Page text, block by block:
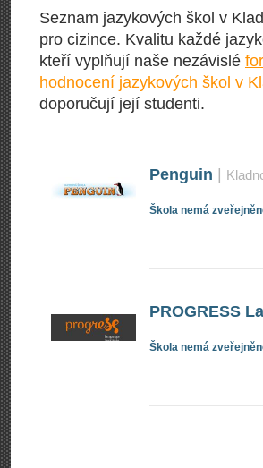
Seznam jazykových škol v
pro cizince. Kvalitu každé
kteří vyplňují naše nezávislé
hodnocení jazykových škol v
doporučují její studenti.
Penguin
Škola nemá
PROGRESS
Škola nemá